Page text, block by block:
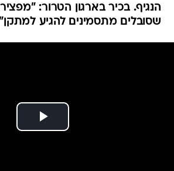
הנגיף. בכיר בארגון הטרור:
שסובלים מתסמינים להגיע